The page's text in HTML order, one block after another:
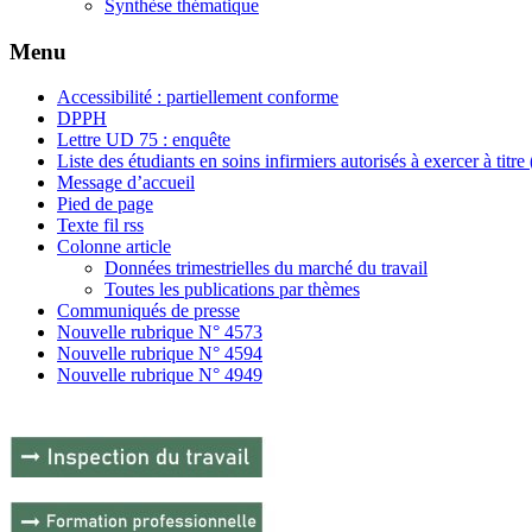
Synthèse thématique
Menu
Accessibilité : partiellement conforme
DPPH
Lettre UD 75 : enquête
Liste des étudiants en soins infirmiers autorisés à exercer à
Message d’accueil
Pied de page
Texte fil rss
Colonne article
Données trimestrielles du marché du travail
Toutes les publications par thèmes
Communiqués de presse
Nouvelle rubrique N° 4573
Nouvelle rubrique N° 4594
Nouvelle rubrique N° 4949